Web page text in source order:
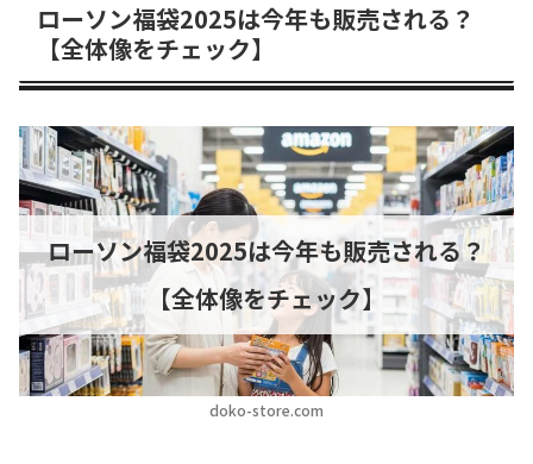
ローソン福袋2025は今年も販売される？
【全体像をチェック】
doko-store.com
ローソン福袋2025は今年も販売される？
【全体像をチェック】